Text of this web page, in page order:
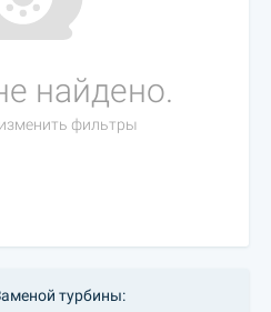
найдено.
фильтры
турбины: